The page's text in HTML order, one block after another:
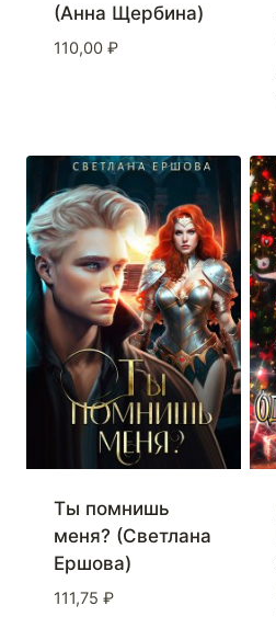
(Анна Щербина)
110,00 ₽
Ты помнишь
меня? (Светлана
Ершова)
111,75 ₽